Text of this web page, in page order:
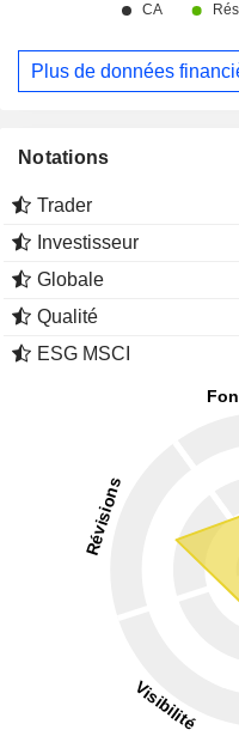
Plus de données
Notations
Trader
Investisseur
Globale
Qualité
ESG MSCI